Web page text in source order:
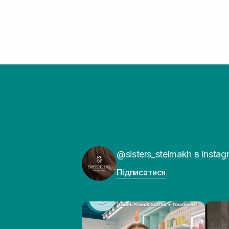
@sisters_stelmakh в
Підписатися